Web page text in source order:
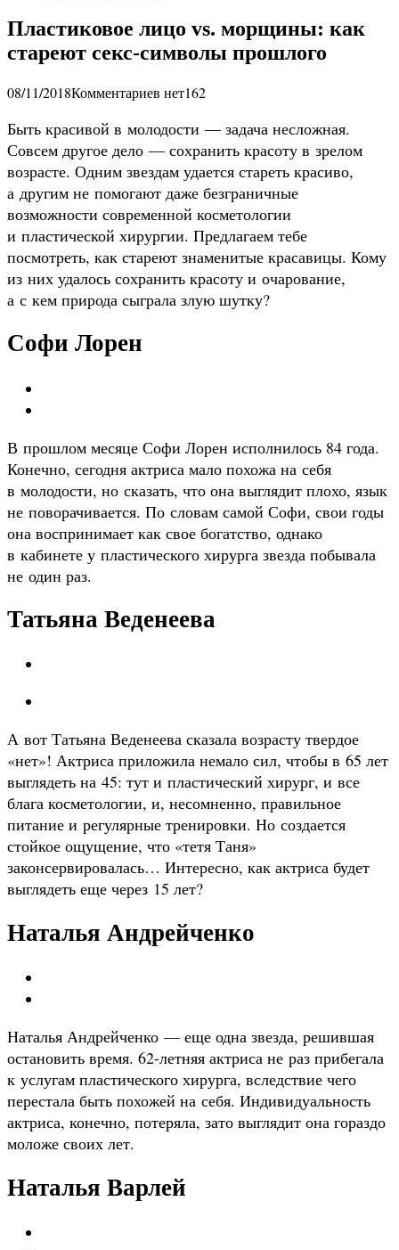
Пластиковое лицо vs. морщины: как
стареют секс-символы прошлого
08/11/2018Комментариев нет162
Быть красивой в молодости — задача несложная.
Совсем другое дело — сохранить красоту в зрелом
возрасте. Одним звездам удается стареть красиво,
а другим не помогают даже безграничные
возможности современной косметологии
и пластической хирургии. Предлагаем тебе
посмотреть, как стареют знаменитые красавицы. Кому
из них удалось сохранить красоту и очарование,
а с кем природа сыграла злую шутку?
Софи Лорен
В прошлом месяце Софи Лорен исполнилось 84 года.
Конечно, сегодня актриса мало похожа на себя
в молодости, но сказать, что она выглядит плохо, язык
не поворачивается. По словам самой Софи, свои годы
она воспринимает как свое богатство, однако
в кабинете у пластического хирурга звезда побывала
не один раз.
Татьяна Веденеева
А вот Татьяна Веденеева сказала возрасту твердое
«нет»! Актриса приложила немало сил, чтобы в 65 лет
выглядеть на 45: тут и пластический хирург, и все
блага косметологии, и, несомненно, правильное
питание и регулярные тренировки. Но создается
стойкое ощущение, что «тетя Таня»
законсервировалась… Интересно, как актриса будет
выглядеть еще через 15 лет?
Наталья Андрейченко
Наталья Андрейченко — еще одна звезда, решившая
остановить время. 62-летняя актриса не раз прибегала
к услугам пластического хирурга, вследствие чего
перестала быть похожей на себя. Индивидуальность
актриса, конечно, потеряла, зато выглядит она гораздо
моложе своих лет.
Наталья Варлей